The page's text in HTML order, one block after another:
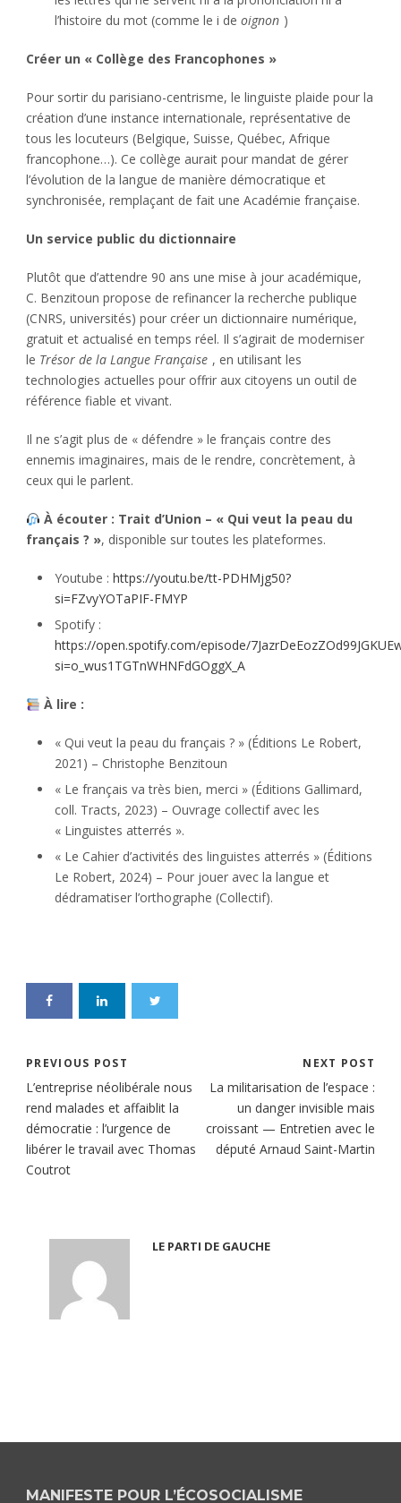
l’histoire du mot (comme le i de oignon )
Créer un « Collège des Francophones »
Pour sortir du parisiano-centrisme, le linguiste plaide pour la
création d’une instance internationale, représentative de
tous les locuteurs (Belgique, Suisse, Québec, Afrique
francophone…). Ce collège aurait pour mandat de gérer
l’évolution de la langue de manière démocratique et
synchronisée, remplaçant de fait une Académie française.
Un service public du dictionnaire
Plutôt que d’attendre 90 ans une mise à jour académique,
C. Benzitoun propose de refinancer la recherche publique
(CNRS, universités) pour créer un dictionnaire numérique,
gratuit et actualisé en temps réel. Il s’agirait de moderniser
le Trésor de la Langue Française , en utilisant les
technologies actuelles pour offrir aux citoyens un outil de
référence fiable et vivant.
Il ne s’agit plus de « défendre » le français contre des
ennemis imaginaires, mais de le rendre, concrètement, à
ceux qui le parlent.
À écouter : Trait d’Union – « Qui veut la peau du
français ? », disponible sur toutes les plateformes.
Youtube : https://youtu.be/tt-PDHMjg50?
si=FZvyYOTaPIF-FMYP
Spotify :
https://open.spotify.com/episode/
si=o_wus1TGTnWHNFdGOggX_A
À lire :
« Qui veut la peau du français ? » (Éditions Le Robert,
2021) – Christophe Benzitoun
« Le français va très bien, merci » (Éditions Gallimard,
coll. Tracts, 2023) – Ouvrage collectif avec les
« Linguistes atterrés ».
« Le Cahier d’activités des linguistes atterrés » (Éditions
Le Robert, 2024) – Pour jouer avec la langue et
dédramatiser l’orthographe (Collectif).
PREVIOUS POST
L’entreprise néolibérale nous
rend malades et affaiblit la
démocratie : l’urgence de
libérer le travail avec Thomas
Coutrot
NEXT POST
La militarisation de l’espace :
un danger invisible mais
croissant — Entretien avec le
député Arnaud Saint-Martin
LE PARTI DE GAUCHE
MANIFESTE POUR L’ÉCOSOCIALISME